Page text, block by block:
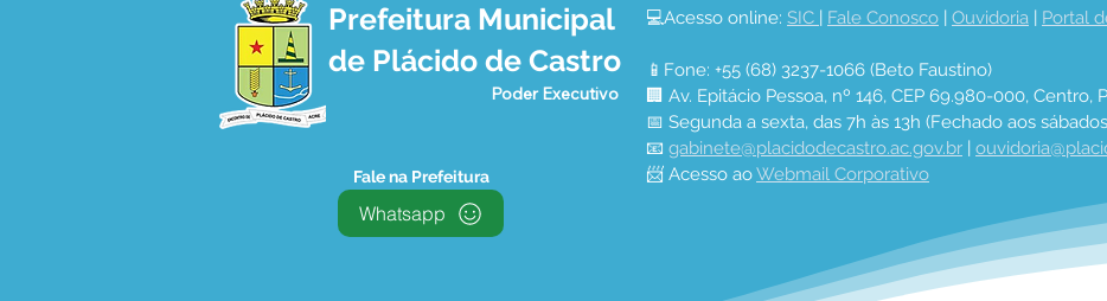
Prefeitura Municipal
de Plácido de Castro
Poder Executivo
Fale na Prefeitura
Whatsapp
💻Acesso online: SIC | Fale Conosco | Ouvidoria | Portal
📱Fone: +55 (68) 3237-1066 (Beto Faustino)
🏢 Av. Epitácio Pessoa, nº 146, CEP 69.980-000, Centro,
📅 Segunda a sexta, das 7h às 13h (Fechado aos
📧 gabinete@placidodecastro.ac.gov.br |
📨 Acesso ao Webmail Corporativo